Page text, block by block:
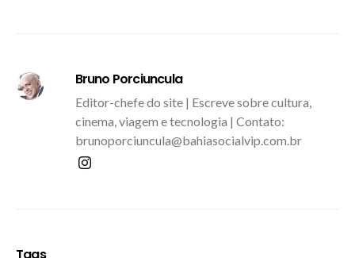
Bruno Porciuncula
Editor-chefe do site | Escreve sobre cultura,
cinema, viagem e tecnologia | Contato:
brunoporciuncula@bahiasocialvip.com.br